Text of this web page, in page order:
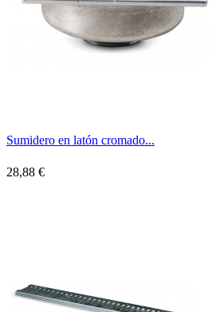
Sumidero en latón cromado...
28,88 €